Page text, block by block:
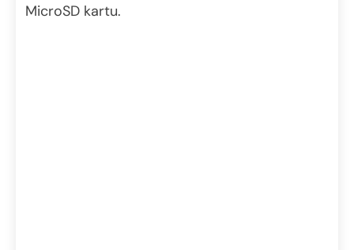
MicroSD kartu.